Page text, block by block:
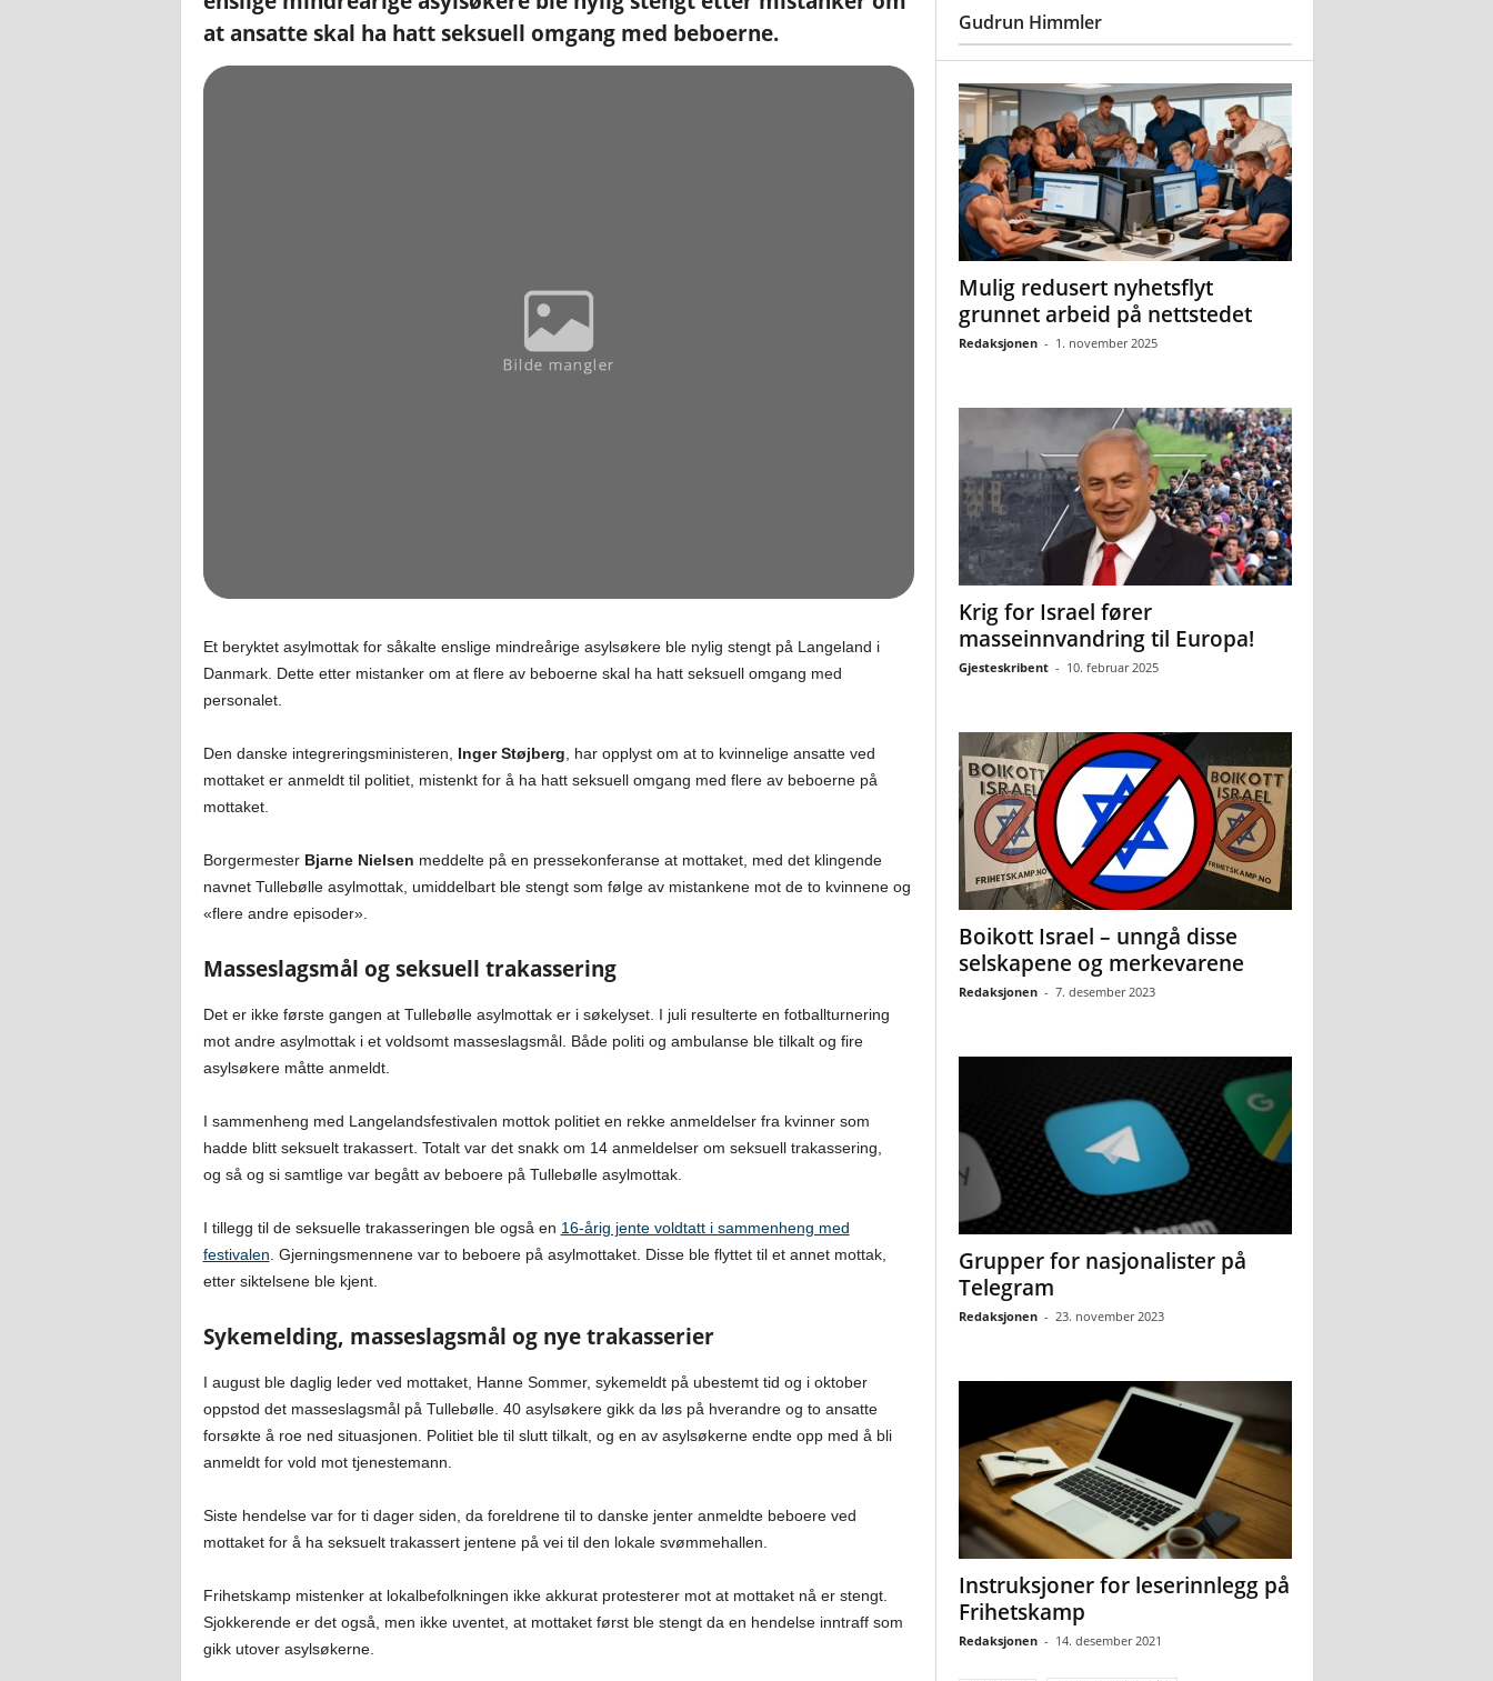
at ansatte skal ha hatt seksuell omgang med beboerne.
Et beryktet asylmottak for såkalte enslige mindreårige asylsøkere ble nylig stengt på Langeland i
Danmark. Dette etter mistanker om at flere av beboerne skal ha hatt seksuell omgang med
personalet.
Den danske integreringsministeren, Inger Støjberg , har opplyst om at to kvinnelige ansatte ved
mottaket er anmeldt til politiet, mistenkt for å ha hatt seksuell omgang med flere av beboerne på
mottaket.
Borgermester Bjarne Nielsen meddelte på en pressekonferanse at mottaket, med det klingende
navnet Tullebølle asylmottak, umiddelbart ble stengt som følge av mistankene mot de to kvinnene og
«flere andre episoder».
Masseslagsmål og seksuell trakassering
Det er ikke første gangen at Tullebølle asylmottak er i søkelyset. I juli resulterte en fotballturnering
mot andre asylmottak i et voldsomt masseslagsmål. Både politi og ambulanse ble tilkalt og fire
asylsøkere måtte anmeldt.
I sammenheng med Langelandsfestivalen mottok politiet en rekke anmeldelser fra kvinner som
hadde blitt seksuelt trakassert. Totalt var det snakk om 14 anmeldelser om seksuell trakassering,
og så og si samtlige var begått av beboere på Tullebølle asylmottak.
I tillegg til de seksuelle trakasseringen ble også en 16-årig jente voldtatt i sammenheng med
festivalen . Gjerningsmennene var to beboere på asylmottaket. Disse ble flyttet til et annet mottak,
etter siktelsene ble kjent.
Sykemelding, masseslagsmål og nye trakasserier
I august ble daglig leder ved mottaket, Hanne Sommer, sykemeldt på ubestemt tid og i oktober
oppstod det masseslagsmål på Tullebølle. 40 asylsøkere gikk da løs på hverandre og to ansatte
forsøkte å roe ned situasjonen. Politiet ble til slutt tilkalt, og en av asylsøkerne endte opp med å bli
anmeldt for vold mot tjenestemann.
Siste hendelse var for ti dager siden, da foreldrene til to danske jenter anmeldte beboere ved
mottaket for å ha seksuelt trakassert jentene på vei til den lokale svømmehallen.
Frihetskamp mistenker at lokalbefolkningen ikke akkurat protesterer mot at mottaket nå er stengt.
Sjokkerende er det også, men ikke uventet, at mottaket først ble stengt da en hendelse inntraff som
gikk utover asylsøkerne.
Gudrun Himmler
Mulig redusert nyhetsflyt
grunnet arbeid på nettstedet
Redaksjonen - 1. november 2025
Krig for Israel fører
masseinnvandring til Europa!
Gjesteskribent - 10. februar 2025
Boikott Israel – unngå disse
selskapene og merkevarene
Redaksjonen - 7. desember 2023
Grupper for nasjonalister på
Telegram
Redaksjonen - 23. november 2023
Instruksjoner for leserinnlegg på
Frihetskamp
Redaksjonen - 14. desember 2021